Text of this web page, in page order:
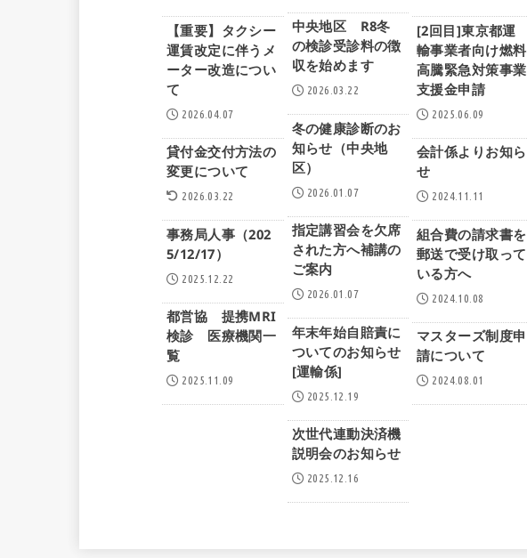
【重要】タクシー
運賃改定に伴うメ
ーター改造につい
て
2026.04.07
貸付金交付方法の
変更について
2026.03.22
事務局人事（202
5/12/17）
2025.12.22
都営協 提携MRI
検診 医療機関一
覧
2025.11.09
中央地区 R8冬
の検診受診料の徴
収を始めます
2026.03.22
冬の健康診断のお
知らせ（中央地
区）
2026.01.07
指定講習会を欠席
された方へ補講の
ご案内
2026.01.07
年末年始自賠責に
ついてのお知らせ
[運輸係]
2025.12.19
次世代連動決済機
説明会のお知らせ
2025.12.16
[2回目]東京都運
輸事業者向け燃料
高騰緊急対策事業
支援金申請
2025.06.09
会計係よりお知ら
せ
2024.11.11
組合費の請求書を
郵送で受け取って
いる方へ
2024.10.08
マスターズ制度申
請について
2024.08.01